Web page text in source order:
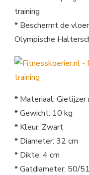
training
* Beschermt de
Olympische
* Materiaal: Gietijzer
* Gewicht: 10 kg
* Kleur: Zwart
* Diameter: 32 cm
* Dikte: 4 cm
* Gatdiameter: 50/